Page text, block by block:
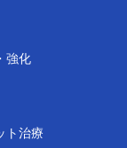
強化
ト治療